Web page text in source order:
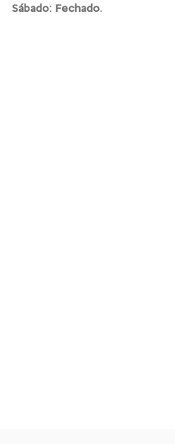
Sábado: Fechado.